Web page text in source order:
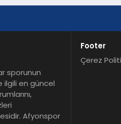
sporunun
ilgili en güncel
Afyonspor
Footer
Çerez